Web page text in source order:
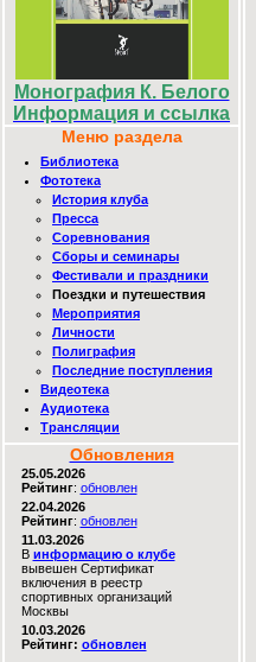
Монография К. Белого
Информация и ссылка
Меню раздела
Библиотека
Фототека
История клуба
Пресса
Соревнования
Сборы и семинары
Фестивали и праздники
Поездки и путешествия
Мероприятия
Личности
Полиграфия
Последние поступления
Видеотека
Аудиотека
Трансляции
Обновления
25.05.2026
Рейтинг: обновлен
22.04.2026
Рейтинг: обновлен
11.03.2026
В информацию о клубе
вывешен Сертификат
включения в реестр
спортивных организаций
Москвы
10.03.2026
Рейтинг: обновлен